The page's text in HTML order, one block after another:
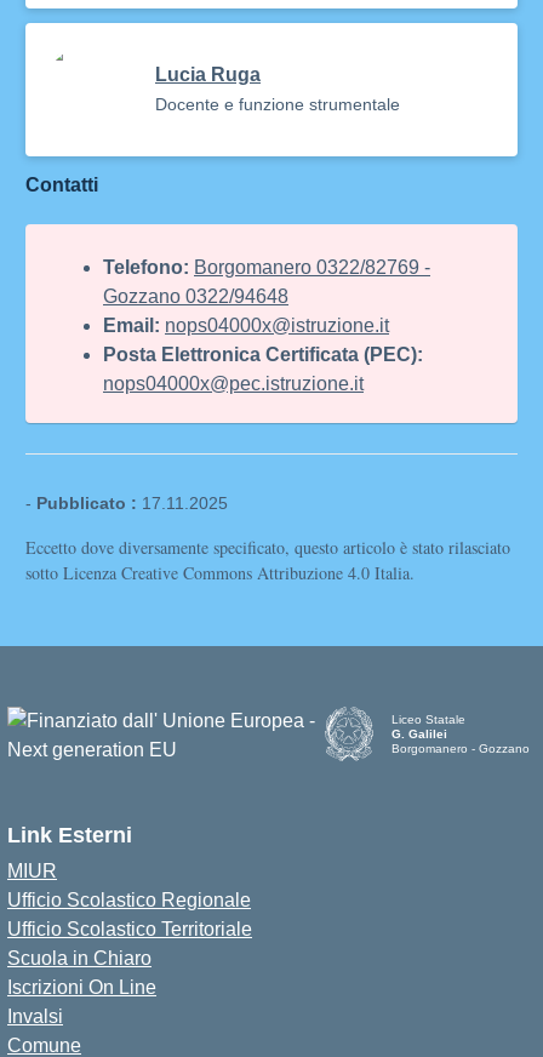
Lucia Ruga
Docente e funzione strumentale
Contatti
Telefono: Borgomanero 0322/82769 -
Gozzano 0322/94648
Email: nops04000x@istruzione.it
Posta Elettronica Certificata (PEC):
nops04000x@pec.istruzione.it
- Pubblicato : 17.11.2025
Eccetto dove diversamente specificato, questo articolo è stato rilasciato
sotto Licenza Creative Commons Attribuzione 4.0 Italia.
Liceo Statale
G. Galilei
Borgomanero - Gozzano
Link Esterni
MIUR
Ufficio Scolastico Regionale
Ufficio Scolastico Territoriale
Scuola in Chiaro
Iscrizioni On Line
Invalsi
Comune